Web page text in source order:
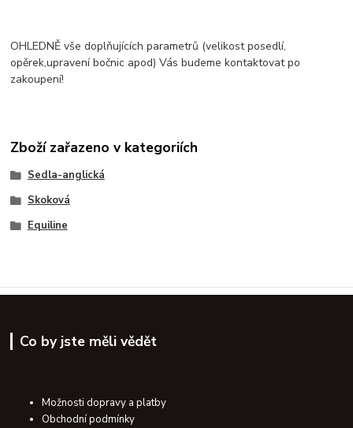
OHLEDNĚ vše doplňujících parametrů (velikost posedlí,
opěrek,upravení bočnic apod) Vás budeme kontaktovat po
zakoupení!
Zboží zařazeno v kategoriích
Sedla-anglická
Skoková
Equiline
Co by jste měli vědět
Možnosti dopravy a platby
Obchodní podmínky